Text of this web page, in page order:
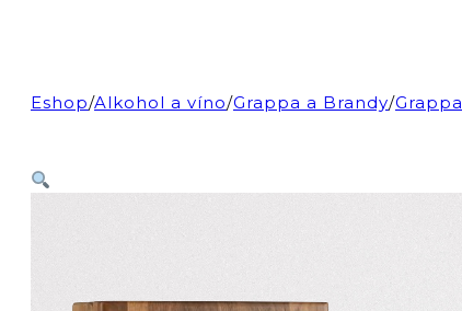
Eshop/Alkohol a víno/Grappa a Brandy/Grappa